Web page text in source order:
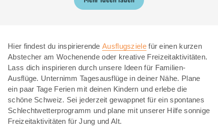
Hier findest du inspirierendeAusflugszielefür einen kurzen
Abstecher am Wochenende oder kreative Freizeitaktivitäten.
Lass dich inspirieren durch unsere Ideen für Familien-
Ausflüge. Unternimm Tagesausflüge in deiner Nähe. Plane
ein paar Tage Ferien mit deinen Kindern und erlebe die
schöne Schweiz. Sei jederzeit gewappnet für ein spontanes
Schlechtwetterprogramm und plane mit unserer Hilfe sonnige
Freizeitaktivitäten für Jung und Alt.